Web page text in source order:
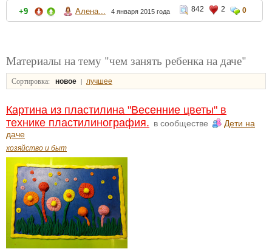
+9 Алена... 4 января 2015 года 842 2 0
Материалы на тему "чем занять ребенка на даче"
Сортировка: новое | лучшее
Картина из пластилина "Весенние цветы" в
технике пластилинография. в сообществе
Дети на
даче
хозяйство и быт